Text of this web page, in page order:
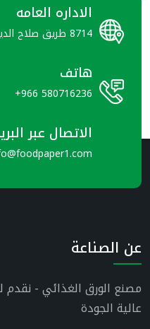
الاداره العامه
8714 طريق صلاح الدين الأيوبي، الضباط، الرياض
هاتف
+966 580716236
الاتصال عبر
عن الصناعة
مصنع الورق الغذائي - نقدم
عالية الجودة